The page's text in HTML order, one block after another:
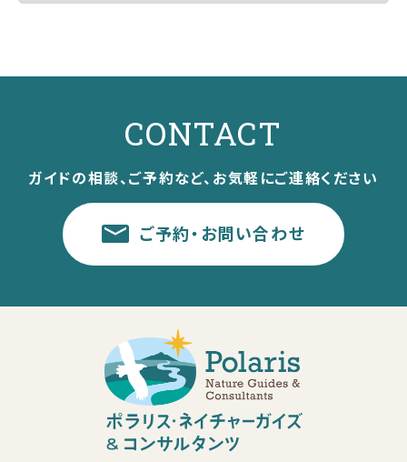
CONTACT
ガイドの相談、ご予約など、お気軽にご連絡ください
ご予約・お問い合わせ